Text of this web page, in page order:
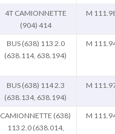
4T CAMIONNETTE
(904) 414
M
BUS (638) 113 2.0
(638.114, 638.194)
M
BUS (638) 114 2.3
(638.134, 638.194)
M
CAMIONNETTE (638)
113 2.0 (638.014,
M